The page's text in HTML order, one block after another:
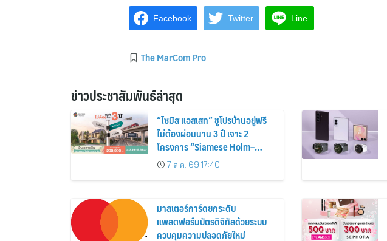
Facebook Twitter Line
The MarCom Pro
ข่าวประชาสัมพันธ์ล่าสุด
“ไซมิส แอสเสท” ชูโปรบ้านอยู่ฟรี
ไม่ต้องผ่อนนาน 3 ปี เจาะ 2
โครงการ “Siamese Holm–
Siamese Blossom” พร้อม
ส่วนลดและสิทธิพิเศษถึง 31
7 ส.ค. 69 17:40
มาสเตอร์การ์ดยกระดับ
แพลตฟอร์มบัตรดิจิทัลด้วยระบบ
ควบคุมความปลอดภัยใหม่